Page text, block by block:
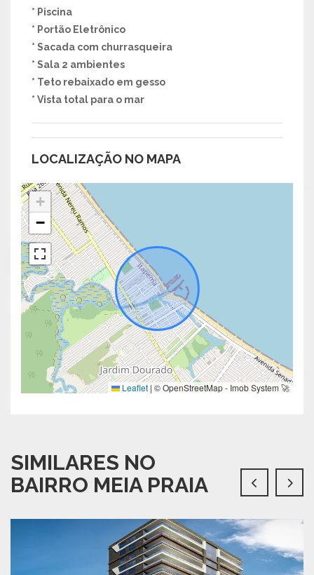
* Piscina
* Portão Eletrônico
* Sacada com churrasqueira
* Sala 2 ambientes
* Teto rebaixado em gesso
* Vista total para o mar
LOCALIZAÇÃO NO MAPA
+
−
Leaflet | © OpenStreetMap - Imob System 🚀
SIMILARES NO
BAIRRO MEIA PRAIA